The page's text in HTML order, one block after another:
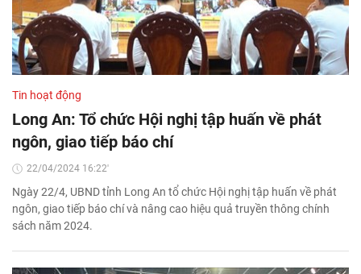
Tin hoạt động
Long An: Tổ chức Hội nghị tập huấn về phát
ngôn, giao tiếp báo chí
22/04/2024 16:22'
Ngày 22/4, UBND tỉnh Long An tổ chức Hội nghị tập huấn về phát
ngôn, giao tiếp báo chí và nâng cao hiệu quả truyền thông chính
sách năm 2024.